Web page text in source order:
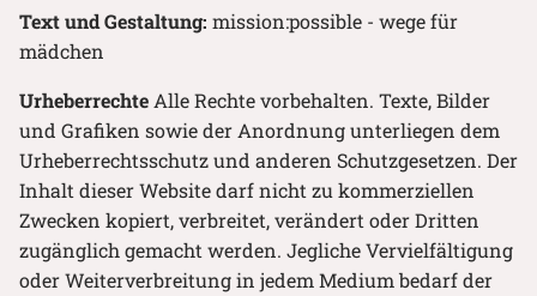
Text und Gestaltung: mission:possible - wege für
mädchen
Urheberrechte Alle Rechte vorbehalten. Texte, Bilder
und Grafiken sowie der Anordnung unterliegen dem
Urheberrechtsschutz und anderen Schutzgesetzen. Der
Inhalt dieser Website darf nicht zu kommerziellen
Zwecken kopiert, verbreitet, verändert oder Dritten
zugänglich gemacht werden. Jegliche Vervielfältigung
oder Weiterverbreitung in jedem Medium bedarf der